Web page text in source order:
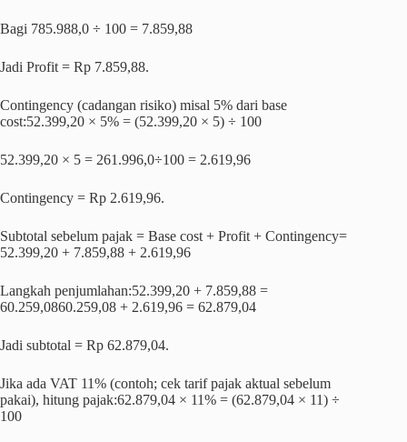
Bagi 785.988,0 ÷ 100 = 7.859,88
Jadi Profit = Rp 7.859,88.
Contingency (cadangan risiko) misal 5% dari base
cost:52.399,20 × 5% = (52.399,20 × 5) ÷ 100
52.399,20 × 5 = 261.996,0÷100 = 2.619,96
Contingency = Rp 2.619,96.
Subtotal sebelum pajak = Base cost + Profit + Contingency=
52.399,20 + 7.859,88 + 2.619,96
Langkah penjumlahan:52.399,20 + 7.859,88 =
60.259,0860.259,08 + 2.619,96 = 62.879,04
Jadi subtotal = Rp 62.879,04.
Jika ada VAT 11% (contoh; cek tarif pajak aktual sebelum
pakai), hitung pajak:62.879,04 × 11% = (62.879,04 × 11) ÷
100